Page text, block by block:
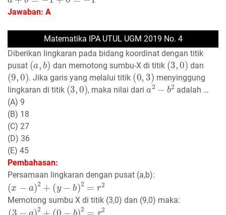
Jawaban: A
Matematika IPA UTUL UGM 2019 No. 4
Diberikan lingkaran pada bidang koordinat dengan titik
pusat
(a,b)
dan memotong sumbu-X di titik
(3,0)
dan
(9,0)
. Jika garis yang melalui titik
(0 ,3)
menyinggung
lingkaran di titik
(3,0)
, maka nilai dari
a2−b2
adalah …
(A) 9
(B) 18
(C) 27
(D) 36
(E) 45
Pembahasan:
Persamaan lingkaran dengan pusat (a,b):
( 2+ −b) =r 2
Memotong sumbu X di titik (3,0) dan (9,0) maka: